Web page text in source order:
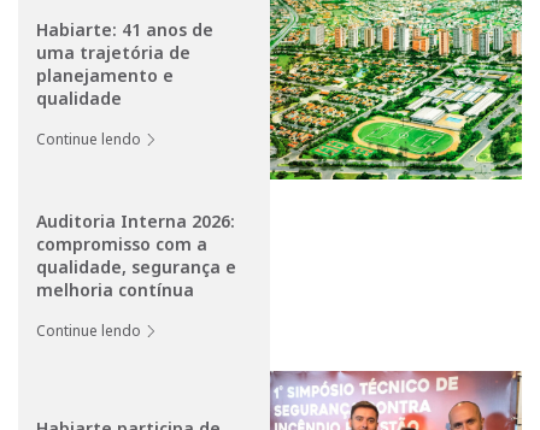
Habiarte: 41 anos de
uma trajetória de
planejamento e
qualidade
Continue lendo
Auditoria Interna 2026:
compromisso com a
qualidade, segurança e
melhoria contínua
Continue lendo